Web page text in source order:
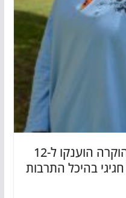
יקיר העיר בת ים: אותות הוקרה הוענקו ל-12
בהיכל התרבות